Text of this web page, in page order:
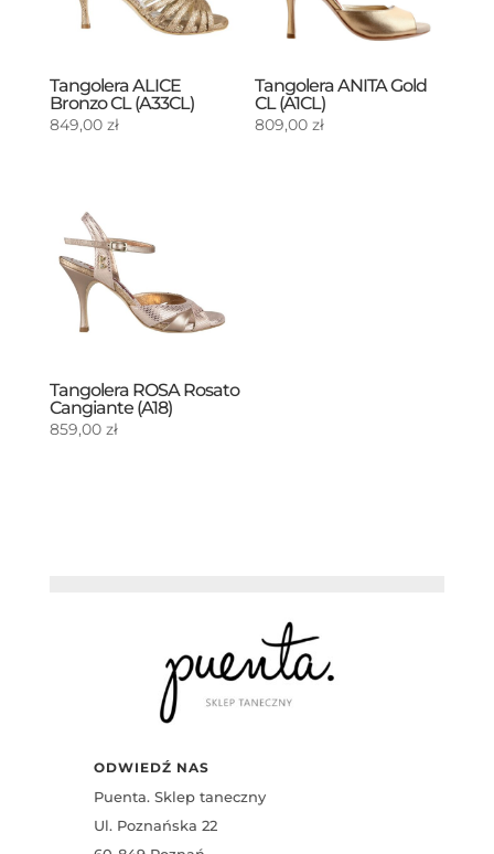
Tangolera ALICE
Bronzo CL (A33CL)
849,00 zł
Tangolera ANITA Gold
CL (A1CL)
809,00zł
Tangolera ROSA Rosato
Cangiante (A18)
859,00 zł
ODWIEDŹ NAS
Puenta. Sklep taneczny
Ul. Poznańska 22